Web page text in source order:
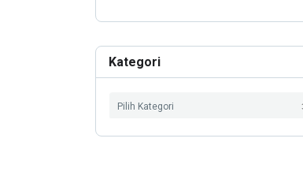
Kategori